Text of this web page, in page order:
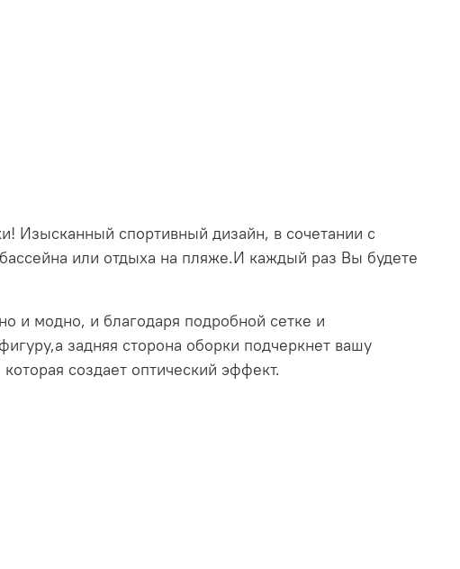
Изысканный спортивный дизайн, в сочетании с
или отдыха на пляже.И каждый раз Вы будете
и модно, и благодаря подробной сетке и
задняя сторона оборки подчеркнет вашу
создает оптический эффект.